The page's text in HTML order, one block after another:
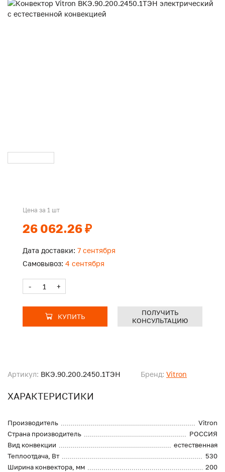
Артикул: ВКЭ.90.200.2450.1ТЭН Бренд: Vitron
ХАРАКТЕРИСТИКИ
Производитель
Vitron
Страна производитель
РОССИЯ
Вид конвекции
естественная
Теплоотдача, Вт
530
Ширина конвектора, мм
200
Цена за 1 шт
26 062.26 ₽
Дата доставки: 7 сентября
Самовывоз: 4 сентября
- +
КУПИТЬ
ПОЛУЧИТЬ
КОНСУЛЬТАЦИЮ